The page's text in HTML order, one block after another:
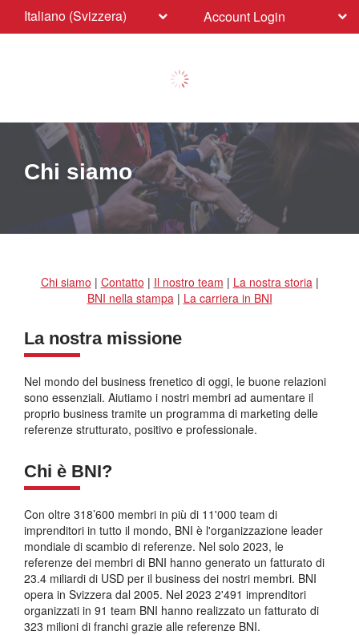
Italiano (Svizzera) Account Login
Chi siamo
Chi siamo | Contatto | Il nostro team | La nostra storia|
BNI nella stampa| La carriera in BNI
La nostra missione
Nel mondo del business frenetico di oggi, le buone relazioni
sono essenziali. Aiutiamo i nostri membri ad aumentare il
proprio business tramite un programma di marketing delle
referenze strutturato, positivo e professionale.
Chi è BNI?
Con oltre 318’600 membri in più di 11'000 team di
imprenditori in tutto il mondo, BNI è l'organizzazione leader
mondiale di scambio di referenze. Nel solo 2023, le
referenze dei membri di BNI hanno generato un fatturato di
23.4 miliardi di USD per il business dei nostri membri. BNI
opera in Svizzera dal 2005. Nel 2023 2'491 imprenditori
organizzati in 91 team BNI hanno realizzato un fatturato di
323 milioni di franchi grazie alle referenze BNI.